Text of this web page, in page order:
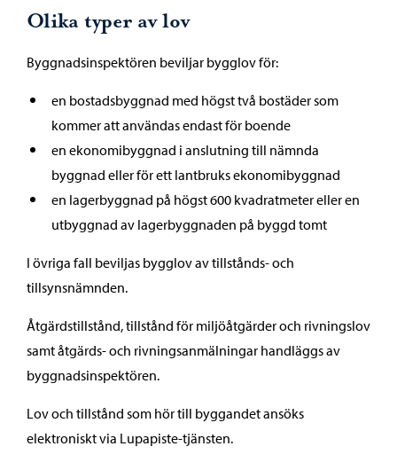
Olika typer av lov
Byggnadsinspektören beviljar bygglov för:
en bostadsbyggnad med högst två bostäder som
kommer att användas endast för boende
en ekonomibyggnad i anslutning till nämnda
byggnad eller för ett lantbruks ekonomibyggnad
en lagerbyggnad på högst 600 kvadratmeter eller en
utbyggnad av lagerbyggnaden på byggd tomt
I övriga fall beviljas bygglov av tillstånds- och
tillsynsnämnden.
Åtgärdstillstånd, tillstånd för miljöåtgärder och rivningslov
samt åtgärds- och rivningsanmälningar handläggs av
byggnadsinspektören.
Lov och tillstånd som hör till byggandet ansöks
elektroniskt via Lupapiste-tjänsten.